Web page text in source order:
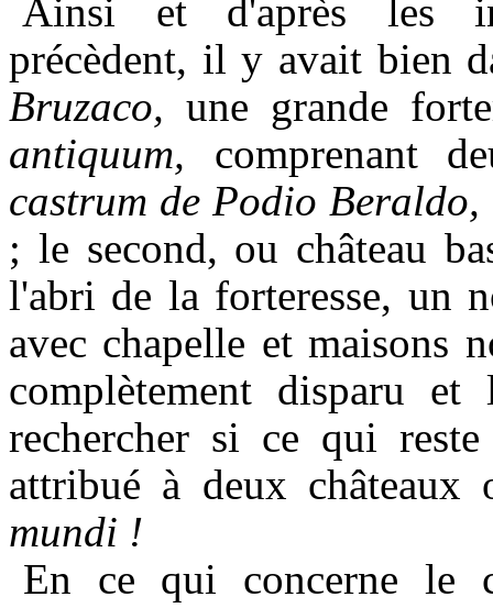
Ainsi et d'après les
précèdent, il y avait bien
Bruzaco, une grande
antiquum, comprenant
castrum de Podio Beraldo,
; le second, ou château
l'abri de la forteresse, un
avec chapelle et maisons
complètement disparu et
rechercher si ce qui
attribué à deux
mundi !
En ce qui concerne le